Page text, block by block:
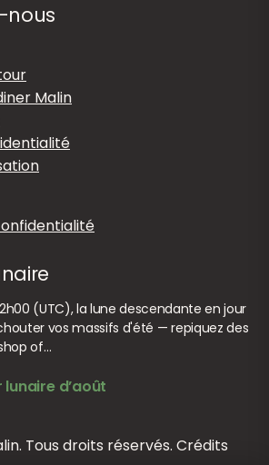
nous
Malin
(UTC), la lune descendante en jour
vos massifs d'été — repiquez des
of…
d’août
Tous droits réservés. Crédits